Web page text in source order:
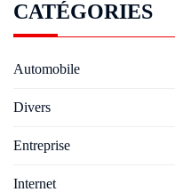
CATÉGORIES
Automobile
Divers
Entreprise
Internet